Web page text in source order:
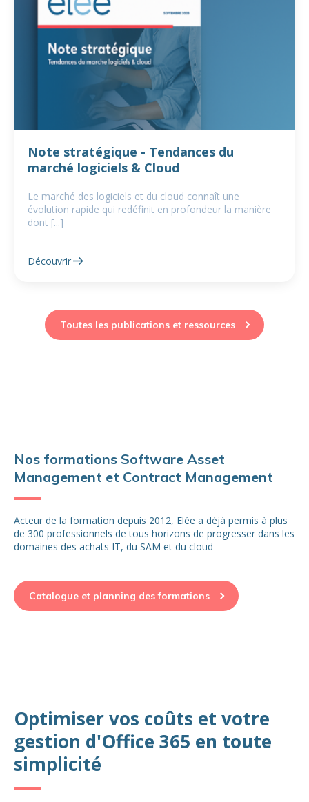
Note stratégique - Tendances du
marché logiciels & Cloud
Le marché des logiciels et du cloud connaît une
évolution rapide qui redéfinit en profondeur la manière
dont [...]
Découvrir
Toutes les publications et ressources
Nos formations Software Asset
Management et Contract Management
Acteur de la formation depuis 2012, Elée a déjà permis à plus
de 300 professionnels de tous horizons de progresser dans les
domaines des achats IT, du SAM et du cloud
Catalogue et planning des formations
Optimiser vos coûts et votre
gestion d'Office 365 en toute
simplicité